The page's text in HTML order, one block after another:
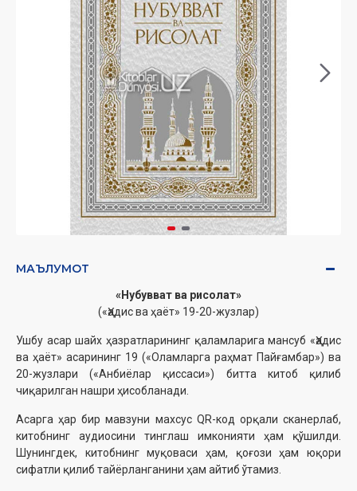
МАЪЛУМОТ
«Нубувват ва рисолат»
(«Ҳадис ва ҳаёт» 19-20-жузлар)
Ушбу асар шайх ҳазратларининг қаламларига мансуб «Ҳадис
ва ҳаёт» асарининг 19 («Оламларга раҳмат Пайғамбар») ва
20-жузлари («Анбиёлар қиссаси») битта китоб қилиб
чиқарилган нашри ҳисобланади.
Асарга ҳар бир мавзуни махсус QR-код орқали сканерлаб,
китобнинг аудиосини тинглаш имконияти ҳам қўшилди.
Шунингдек, китобнинг муқоваси ҳам, қоғози ҳам юқори
сифатли қилиб тайёрланганини ҳам айтиб ўтамиз.